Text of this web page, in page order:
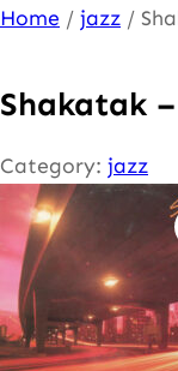
Ga
de
inhoud
Home / jazz /
Shakatak
Category: jazz